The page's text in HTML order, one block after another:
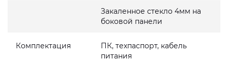
Закаленное стекло 4мм на
боковой панели
Комплектация
ПК, техпаспорт, кабель
питания